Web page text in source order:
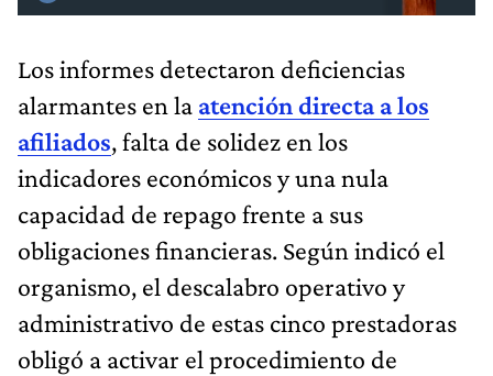
Los informes detectaron deficiencias
alarmantes en la atención directa a los
afiliados, falta de solidez en los
indicadores económicos y una nula
capacidad de repago frente a sus
obligaciones financieras. Según indicó el
organismo, el descalabro operativo y
administrativo de estas cinco prestadoras
obligó a activar el procedimiento de